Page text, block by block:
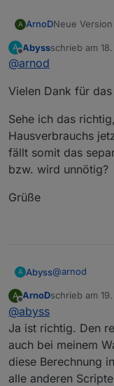
A ArnoDNeue
Änderungen:
Wallbox.
den
werden,
den
Objekt ID
den
A
Offline
Abyssschrieb am
zuletzt editiert
@arnod
Vielen Dank für
Sehe ich das
Hausverbrauchs
fällt somit das
bzw. wird unnötig?
Grüße
A Abyss@arnod
Vielen Dank
Sehe ich das
fällt somit
bzw. wird
Grüße
A
Offline
ArnoDschrieb am
zuletzt editiert
@abyss
Ja ist richtig. Den
auch bei meinem
diese Berechnung
alle anderen